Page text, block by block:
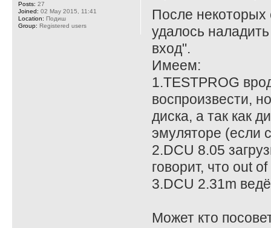
После некоторых
удалось
вход".
Имеем:
1.TESTPROG
воспроизвести,
диска, а так как
эмуляторе (если
2.DCU 8.05
говорит, что out
3.DCU 2.31m
Может кто
Posts: 27
Joined: 02 May 2015, 11:41
Location: Подиш
Group: Registered users